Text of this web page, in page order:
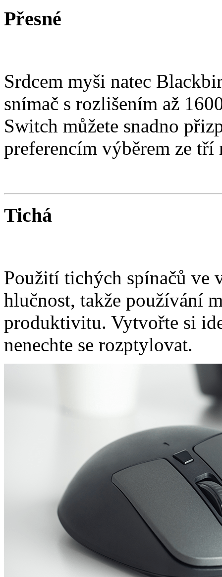
Přesné
Srdcem myši natec
snímač s rozlišením až
Switch můžete snadno
preferencím výběrem ze
Tichá
Použití tichých spínačů ve
hlučnost, takže používání
produktivitu. Vytvořte si
nenechte se rozptylovat.